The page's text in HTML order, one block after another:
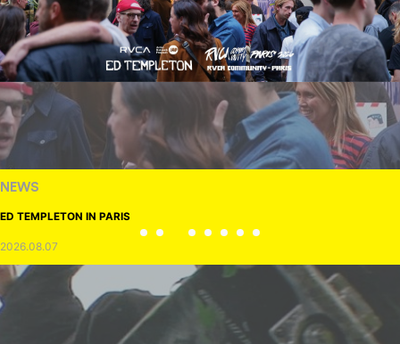
NEWS
ED TEMPLETON IN PARIS
2026.08.07